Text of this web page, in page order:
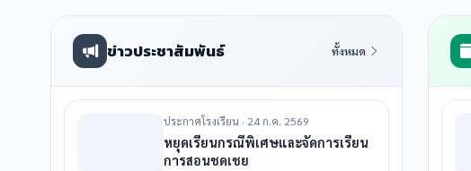
ข่าวประชาสัมพันธ์ ทั้งหมด
ประกาศโรงเรียน · 24 ก.ค. 2569
หยุดเรียนกรณีพิเศษและจัดการเรียน
การสอนชดเชย